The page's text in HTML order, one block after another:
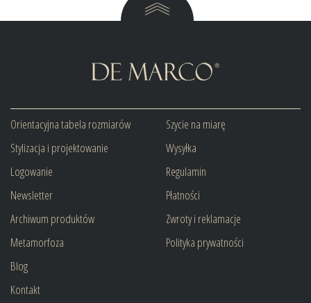
Orientacyjna tabela rozmiarów
Stylizacja i projektowanie
Logowanie
Newsletter
Archiwum produktów
Metamorfoza
Blog
Kontakt
Szycie na miarę
Wysyłka
Regulamin
Płatności
Zwroty i reklamacje
Polityka prywatności